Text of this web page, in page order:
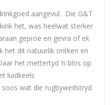
aangevul. Die G&T
het, was heelwat sterker
geproe en gevra of ek
het dit natuurlik ontken en
het mettertyd ‘n blos op
luidkeels
wat die rugbywedstryd